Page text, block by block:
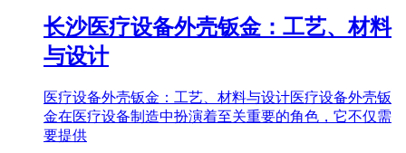
长沙医疗设备外壳钣金：工艺、材料
与设计
医疗设备外壳钣金：工艺、材料与设计医疗设备外壳钣
金在医疗设备制造中扮演着至关重要的角色，它不仅需
要提供